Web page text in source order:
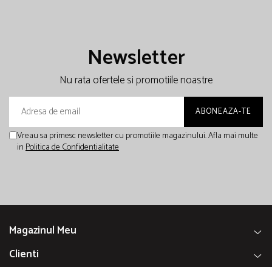
Newsletter
Nu rata ofertele si promotiile noastre
Vreau sa primesc newsletter cu promotiile magazinului. Afla mai multe
inPolitica de Confidentialitate
Magazinul Meu
Clienti